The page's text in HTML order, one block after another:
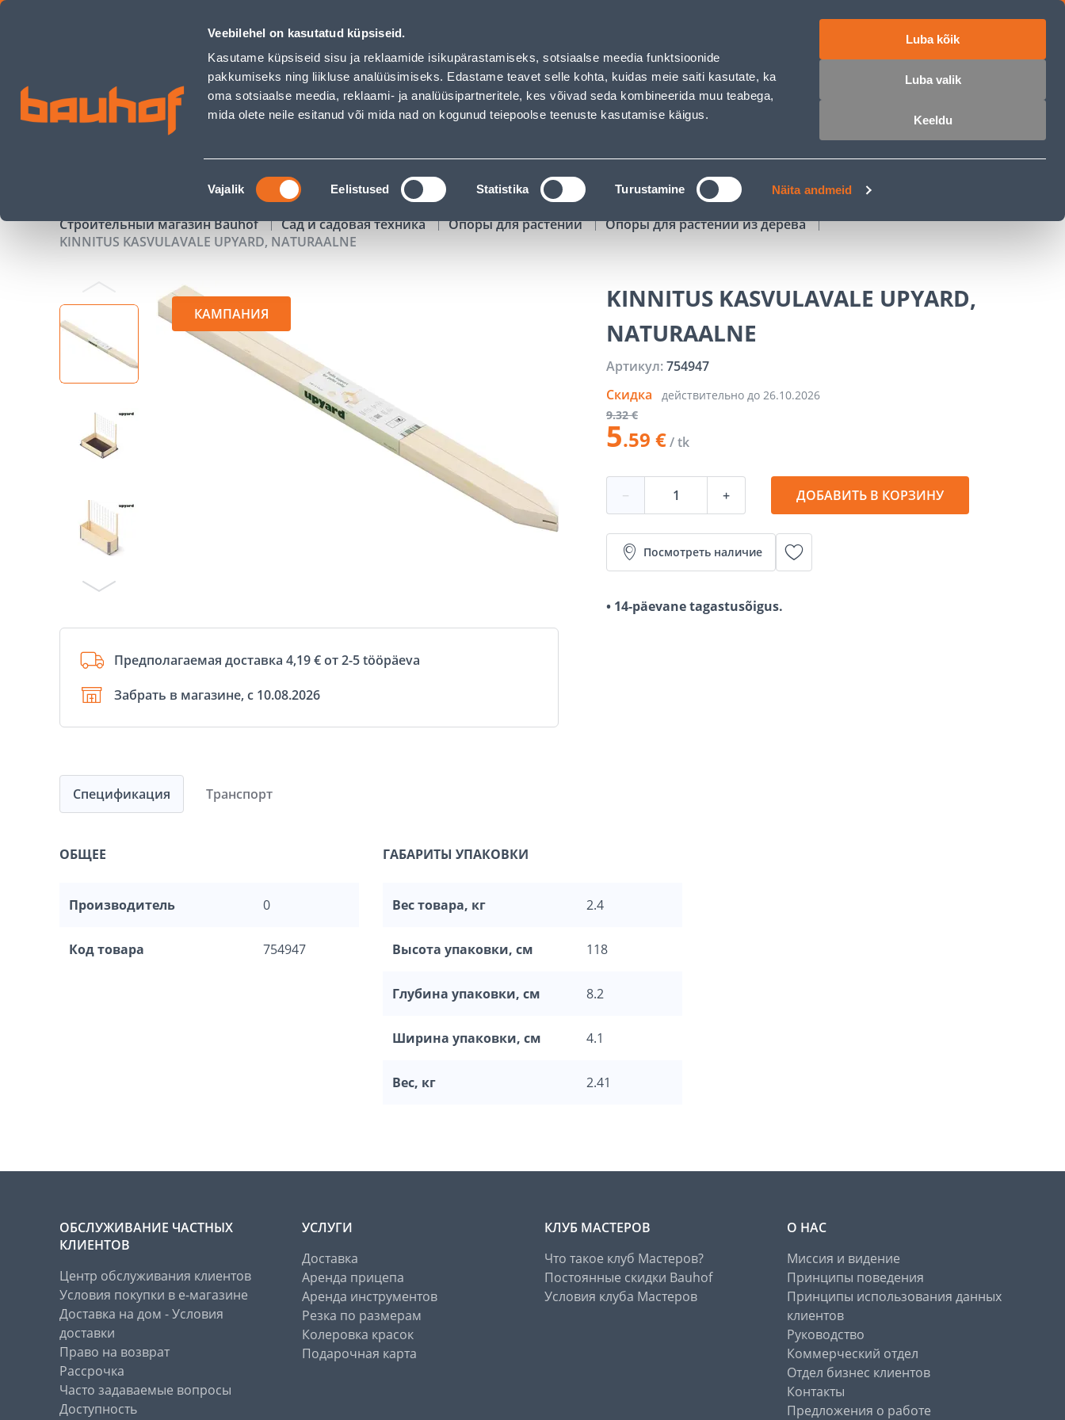
Veebilehel on kasutatud küpsiseid.
Kasutame küpsiseid sisu ja reklaamide isikupärastamiseks, sotsiaalse meedia funktsioonide
pakkumiseks ning liikluse analüüsimiseks. Edastame teavet selle kohta, kuidas meie saiti kasutate, ka
oma sotsiaalse meedia, reklaami- ja analüüsipartneritele, kes võivad seda kombineerida muu teabega,
mida olete neile esitanud või mida nad on kogunud teiepoolse teenuste kasutamise käigus.
Nõusoleku
valik
Vajalik Eelistused Statistika Turustamine Näita andmeid
Luba kõik
Luba valik
Keeldu
KINNITUS KASVULAVALE UPYARD, NATURAALNE - Bauhof has loaded
Обслуживание бизнес-клиентов Обслуживание частных клиентов Услуги Предложения о работе
ПОИСК
АКЦИИ КАТАЛОГИ АРЕНДА ИНСТРУМЕНТОВ РАССРОЧКА
Строительный магазин Bauhof Сад и садовая техника Опоры для растений
Опоры для растений из дерева
KINNITUS KASVULAVALE UPYARD, NATURAALNE
КАМПАНИЯ
Предполагаемая доставка 4,19 € от 2-5 tööpäeva
Забрать в магазине, с 10.08.2026
KINNITUS KASVULAVALE UPYARD,
NATURAALNE
Артикул:754947
Скидка
действительно до 26.10.2026
9.32 €
5.59 €/ tk
− + ДОБАВИТЬ В КОРЗИНУ
Посмотреть наличие
• 14-päevane tagastusõigus.
Спецификация
ОБЩЕЕ
Производитель 0
Код товара 754947
ГАБАРИТЫ УПАКОВКИ
Вес товара, кг 2.4
Высота упаковки, см 118
Глубина упаковки, см 8.2
Ширина упаковки, см 4.1
Вес, кг 2.41
Транспорт
ОБСЛУЖИВАНИЕ ЧАСТНЫХ
КЛИЕНТОВ
Центр обслуживания клиентов
Условия покупки в е-магазине
Доставка на дом - Условия
доставки
Право на возврат
Рассрочка
Часто задаваемые вопросы
Доступность
УСЛУГИ
Доставка
Аренда прицепа
Аренда инструментов
Резка по размерам
Колеровка красок
Подарочная карта
КЛУБ МАСТЕРОВ
Что такое клуб Мастеров?
Постоянные скидки Bauhof
Условия клуба Мастеров
О НАС
Миссия и видение
Принципы поведения
Принципы использования данных
клиентов
Руководство
Коммерческий отдел
Отдел бизнес клиентов
Контакты
Предложения о работе